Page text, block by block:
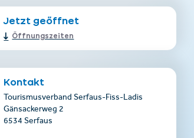
Jetzt geöffnet
Öffnungszeiten
Kontakt
Tourismusverband Serfaus-Fiss-Ladis
Gänsackerweg 2
6534 Serfaus